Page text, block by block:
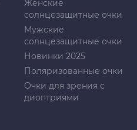
Женские
солнцезащитные очки
Мужские
солнцезащитные очки
Новинки 2025
Поляризованные очки
Очки для зрения с
диоптриями